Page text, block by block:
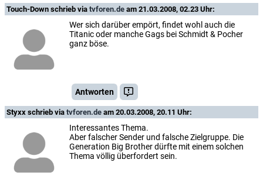
Touch-Down schrieb via tvforen.de am 21.03.2008, 02.23 Uhr:
Wer sich darüber empört, findet wohl auch die
Titanic oder manche Gags bei Schmidt & Pocher
ganz böse.
Antworten
Styxx schrieb via tvforen.de am 20.03.2008, 20.11 Uhr:
Interessantes Thema.
Aber falscher Sender und falsche Zielgruppe. Die
Generation Big Brother dürfte mit einem solchen
Thema völlig überfordert sein.